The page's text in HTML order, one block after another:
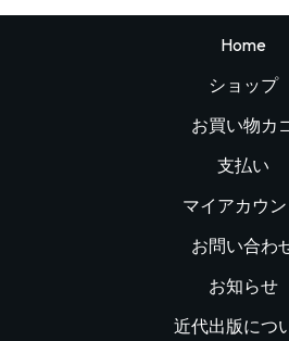
Home
ショップ
お買い物カ
支払い
マイアカウン
お問い合わ
お知らせ
近代出版につ